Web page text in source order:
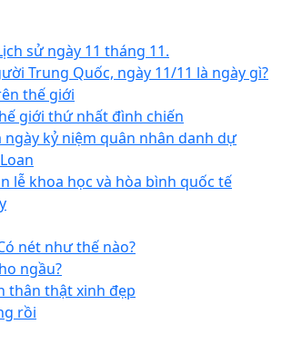
sử ngày 11 tháng 11.
Trung Quốc, ngày 11/11 là ngày gì?
thế giới
giới thứ nhất đình chiến
ngày kỷ niệm quân nhân danh dự
lễ khoa học và hòa bình quốc tế
nét như thế nào?
ngầu?
thân thật xinh đẹp
rồi